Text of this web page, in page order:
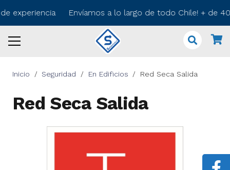
experiencia Envíamos a lo largo de todo Chile! + de
Inicio / Seguridad / En Edificios / Red Seca Salida
Red Seca Salida